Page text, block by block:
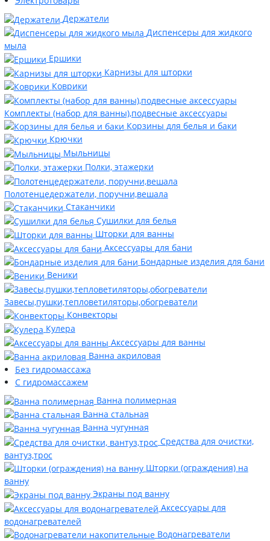
Держатели
Диспенсеры для жидкого
мыла
Ершики
Карнизы для шторки
Коврики
Комплекты (набор для ванны),подвесные аксессуары
Корзины для белья и баки
Крючки
Мыльницы
Полки, этажерки
Полотенцедержатели, поручни,вешала
Стаканчики
Сушилки для белья
Шторки для ванны
Аксессуары для бани
Бондарные изделия для бани
Веники
Завесы,пушки,тепловетиляторы,обогреватели
Конвекторы
Кулера
Аксессуары для ванны
Ванна акриловая
Без гидромассажа
С гидромассажем
Ванна полимерная
Ванна стальная
Ванна чугунная
Средства для очистки,
вантуз,трос
Шторки (ограждения) на
ванну
Экраны под ванну
Аксессуары для
водонагревателей
Водонагреватели